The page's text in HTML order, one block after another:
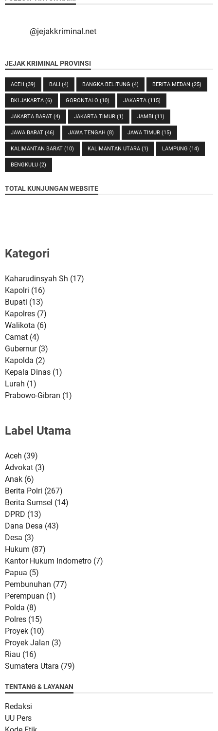
@jejakkriminal.net
JEJAK KRIMINAL PROVINSI
ACEH (39) BALI (4) BANGKA BELITUNG (4) BERITA MEDAN (25)
DKI JAKARTA (6) GORONTALO (10) JAKARTA (115)
JAKARTA BARAT (4) JAKARTA TIMUR (1) JAMBI (11)
JAWA BARAT (46) JAWA TENGAH (8) JAWA TIMUR (15)
KALIMANTAN BARAT (10) KALIMANTAN UTARA (1) LAMPUNG (14)
BENGKULU (2)
TOTAL KUNJUNGAN WEBSITE
Kategori
Kaharudinsyah Sh (17)
Kapolri (16)
Bupati (13)
Kapolres (7)
Walikota (6)
Camat (4)
Gubernur (3)
Kapolda (2)
Kepala Dinas (1)
Lurah (1)
Prabowo-Gibran (1)
Label Utama
Aceh (39)
Advokat (3)
Anak (6)
Berita Polri (267)
Berita Sumsel (14)
DPRD (13)
Dana Desa (43)
Desa (3)
Hukum (87)
Kantor Hukum Indometro (7)
Papua (5)
Pembunuhan (77)
Perempuan (1)
Polda (8)
Polres (15)
Proyek (10)
Proyek Jalan (3)
Riau (16)
Sumatera Utara (79)
TENTANG & LAYANAN
Redaksi
UU Pers